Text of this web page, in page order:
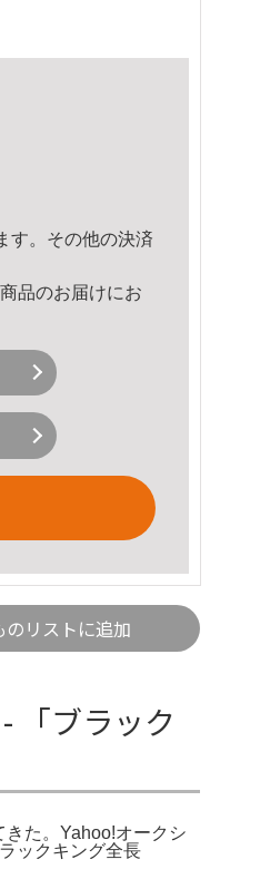
す。その他の決済
品のお届けにお
のリストに追加
ブラック
た。Yahoo!オークシ
ラックキング全長